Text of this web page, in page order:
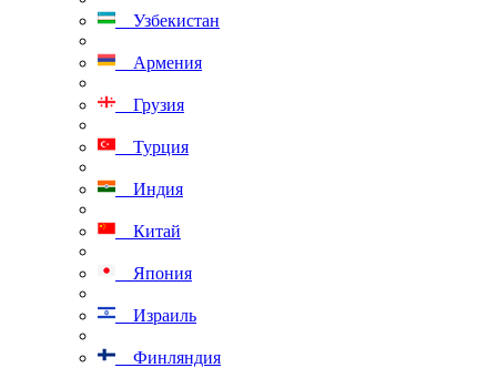
Узбекистан
Армения
Грузия
Турция
Индия
Китай
Япония
Израиль
Финляндия